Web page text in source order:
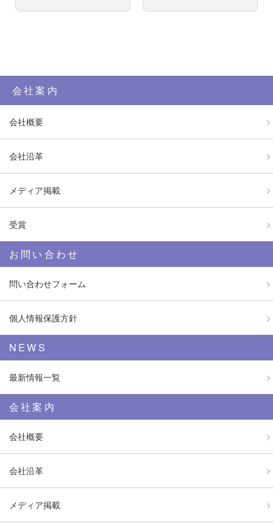
会社案内
会社概要
会社沿革
メディア掲載
受賞
お問い合わせ
問い合わせフォーム
個人情報保護方針
NEWS
最新情報一覧
会社案内
会社概要
会社沿革
メディア掲載